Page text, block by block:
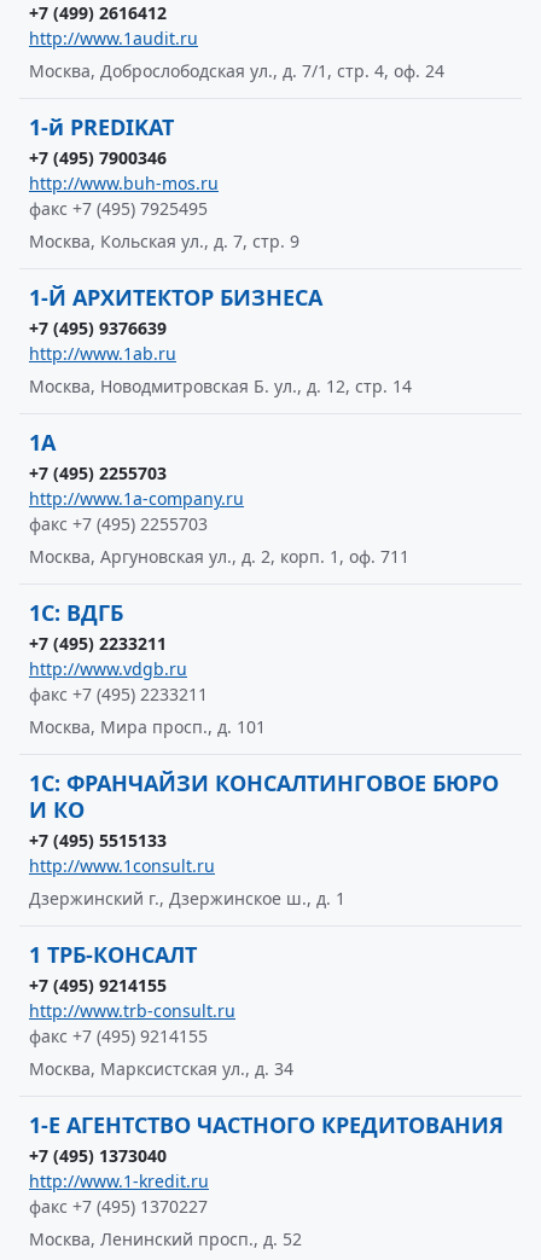
+7 (499) 2616412
http://www.1audit.ru
Москва, Доброслободская ул., д. 7/1, стр. 4, оф. 24
1-й PREDIKAT
+7 (495) 7900346
http://www.buh-mos.ru
факс +7 (495) 7925495
Москва, Кольская ул., д. 7, стр. 9
1-Й АРХИТЕКТОР БИЗНЕСА
+7 (495) 9376639
http://www.1ab.ru
Москва, Новодмитровская Б. ул., д. 12, стр. 14
1A
+7 (495) 2255703
http://www.1a-company.ru
факс +7 (495) 2255703
Москва, Аргуновская ул., д. 2, корп. 1, оф. 711
1С: ВДГБ
+7 (495) 2233211
http://www.vdgb.ru
факс +7 (495) 2233211
Москва, Мира просп., д. 101
1С: ФРАНЧАЙЗИ КОНСАЛТИНГОВОЕ БЮРО
И КО
+7 (495) 5515133
http://www.1consult.ru
Дзержинский г., Дзержинское ш., д. 1
1 ТРБ-КОНСАЛТ
+7 (495) 9214155
http://www.trb-consult.ru
факс +7 (495) 9214155
Москва, Марксистская ул., д. 34
1-Е АГЕНТСТВО ЧАСТНОГО КРЕДИТОВАНИЯ
+7 (495) 1373040
http://www.1-kredit.ru
факс +7 (495) 1370227
Москва, Ленинский просп., д. 52